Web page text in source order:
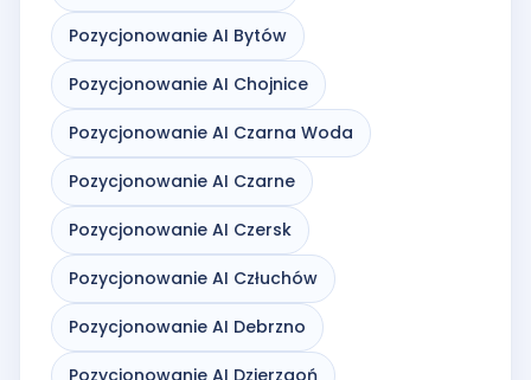
Pozycjonowanie AI Bytów
Pozycjonowanie AI Chojnice
Pozycjonowanie AI Czarna Woda
Pozycjonowanie AI Czarne
Pozycjonowanie AI Czersk
Pozycjonowanie AI Człuchów
Pozycjonowanie AI Debrzno
Pozycjonowanie AI Dzierzgoń